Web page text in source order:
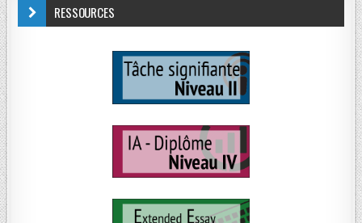
RESSOURCES